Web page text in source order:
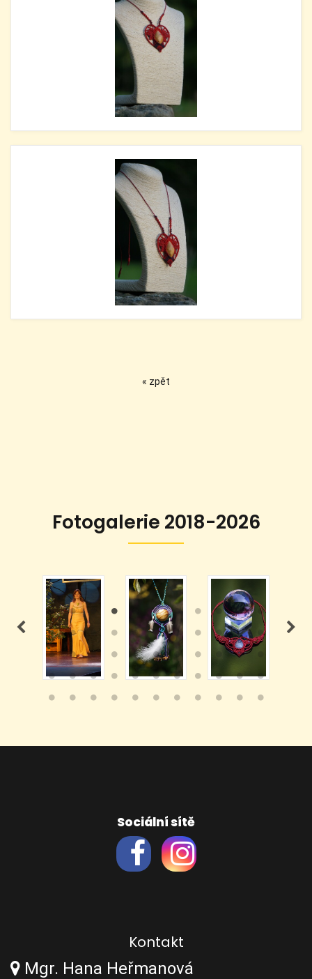
« zpět
Fotogalerie 2018-2026
Sociální sítě
Kontakt
Mgr. Hana Heřmanová